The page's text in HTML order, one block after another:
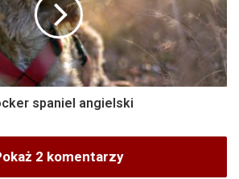
spaniel angielski
2 komentarzy